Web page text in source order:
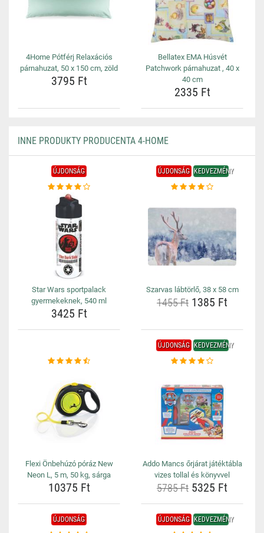
4Home Pótférj Relaxációs
párnahuzat, 50 x 150 cm, zöld
3795 Ft
Bellatex EMA Húsvét
Patchwork párnahuzat , 40 x
40 cm
2335 Ft
INNE PRODUKTY PRODUCENTA 4-HOME
ÚJDONSÁG
Star Wars sportpalack
gyermekeknek, 540 ml
3425 Ft
ÚJDONSÁG KEDVEZMÉNY
Szarvas lábtörlő, 38 x 58 cm
1455 Ft 1385 Ft
Flexi Önbehúzó póráz New
Neon L, 5 m, 50 kg, sárga
10375 Ft
ÚJDONSÁG KEDVEZMÉNY
Addo Mancs őrjárat játéktábla
vizes tollal és könyvvel
5785 Ft 5325 Ft
ÚJDONSÁG ÚJDONSÁG KEDVEZMÉNY